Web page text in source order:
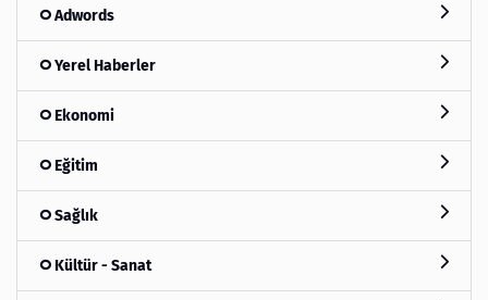
Adwords
Yerel Haberler
Ekonomi
Eğitim
Sağlık
Kültür - Sanat